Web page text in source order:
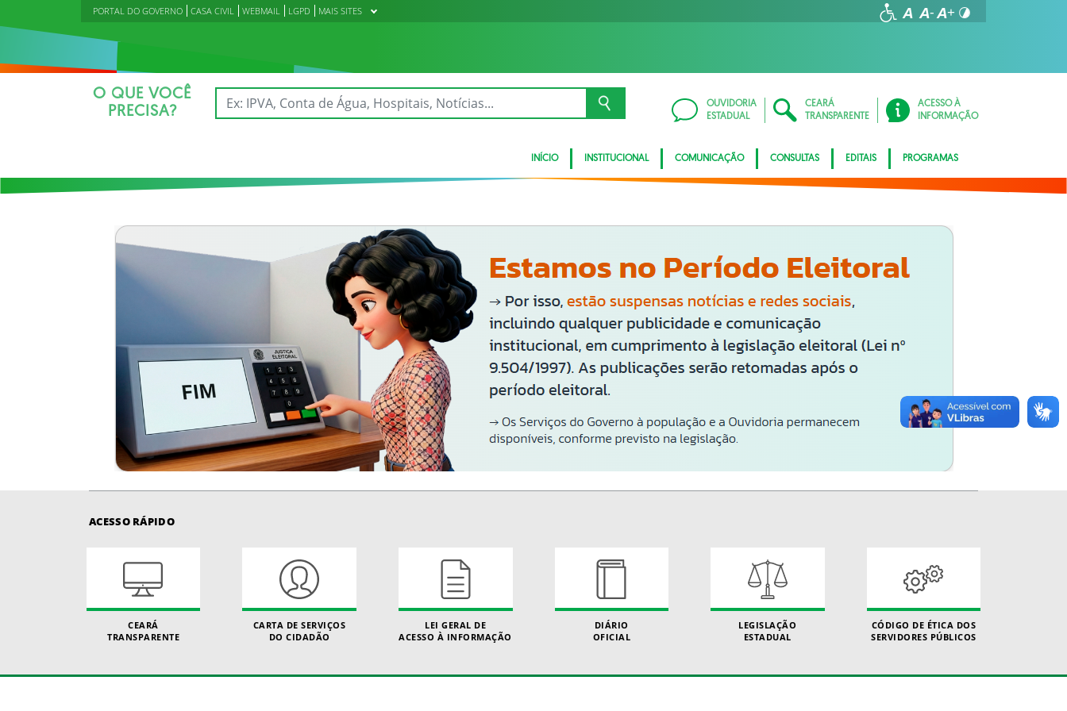
PORTAL DO GOVERNO CASA CIVIL WEBMAIL LGPD MAIS SITES
O QUE VOCÊ
PRECISA?
OUVIDORIA
ESTADUAL
CEARÁ
TRANSPARENTE
ACESSO À
INFORMAÇÃO
INÍCIO INSTITUCIONAL COMUNICAÇÃO CONSULTAS EDITAIS PROGRAMAS
ACESSO RÁPIDO
CEARÁ
TRANSPARENTE
CARTA DE SERVIÇOS
DO CIDADÃO
LEI GERAL DE
ACESSO À INFORMAÇÃO
DIÁRIO
OFICIAL
LEGISLAÇÃO
ESTADUAL
CÓDIGO DE ÉTICA DOS
SERVIDORES PÚBLICOS